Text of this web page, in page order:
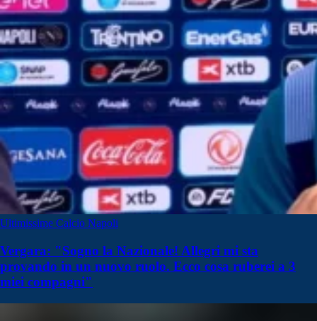
Ultimissime Calcio Napoli
Vergara: "Sogno la Nazionale! Allegri mi sta
provando in un nuovo ruolo. Ecco cosa ruberei a 3
miei compagni"